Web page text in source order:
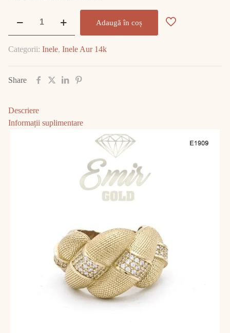
14K
E1909
Adaugă în coș
Categorii: Inele, Inele Aur 14k
Share
Descriere
Informații suplimentare